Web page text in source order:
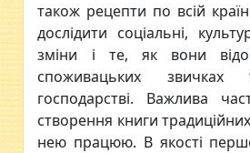
також рецепти по всій
дослідити соціальні,
зміни і те, як вони
споживацьких звичках
господарстві. Важлива
створення книги
нею працюю. В якості